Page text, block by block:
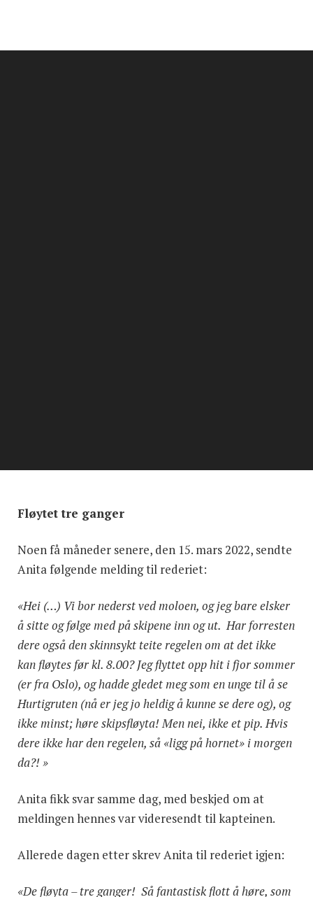
Fløytet tre ganger
Noen få måneder senere, den 15. mars 2022, sendte
Anita følgende melding til rederiet:
«Hei (…) Vi bor nederst ved moloen, og jeg bare elsker
å sitte og følge med på skipene inn og ut. Har forresten
dere også den skinnsykt teite regelen om at det ikke
kan fløytes før kl. 8.00? Jeg flyttet opp hit i fjor sommer
(er fra Oslo), og hadde gledet meg som en unge til å se
Hurtigruten (nå er jeg jo heldig å kunne se dere og), og
ikke minst; høre skipsfløyta! Men nei, ikke et pip. Hvis
dere ikke har den regelen, så «ligg på hornet» i morgen
da?! »
Anita fikk svar samme dag, med beskjed om at
meldingen hennes var videresendt til kapteinen.
Allerede dagen etter skrev Anita til rederiet igjen:
«De fløyta – tre ganger! Så fantastisk flott å høre, som